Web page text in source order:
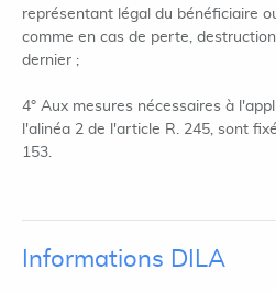
représentant légal du bénéficiaire
comme en cas de perte,
dernier ;
4° Aux mesures nécessaires à
l'alinéa 2 de l'article R. 245, sont
153.
Informations DILA